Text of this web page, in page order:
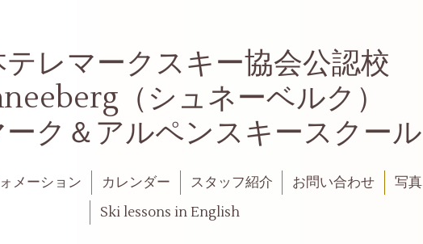
テレマークスキー協会公認校
（シュネーベルク）
ク＆アルペンスキースクール
メーション カレンダー スタッフ紹介 お問い合わせ 写真
Ski lessons in English